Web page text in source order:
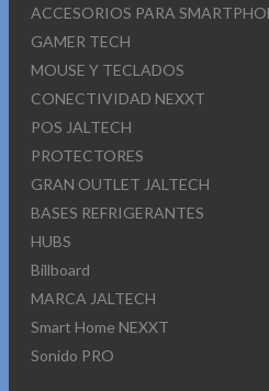
ACCESORIOS PARA
GAMER TECH
MOUSE Y TECLADOS
CONECTIVIDAD NEXXT
POS JALTECH
PROTECTORES
GRAN OUTLET JALTECH
BASES REFRIGERANTES
HUBS
Billboard
MARCA JALTECH
Smart Home NEXXT
Sonido PRO